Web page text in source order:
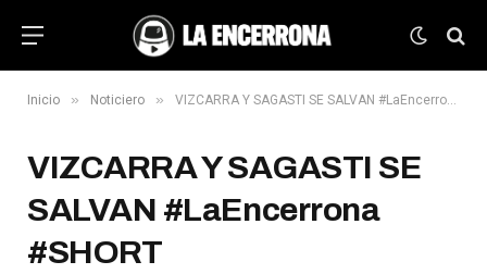
Inicio » Noticiero » VIZCARRA Y SAGASTI SE SALVAN #LaEncerrona #SHORT
VIZCARRA Y SAGASTI SE
SALVAN #LaEncerrona
#SHORT